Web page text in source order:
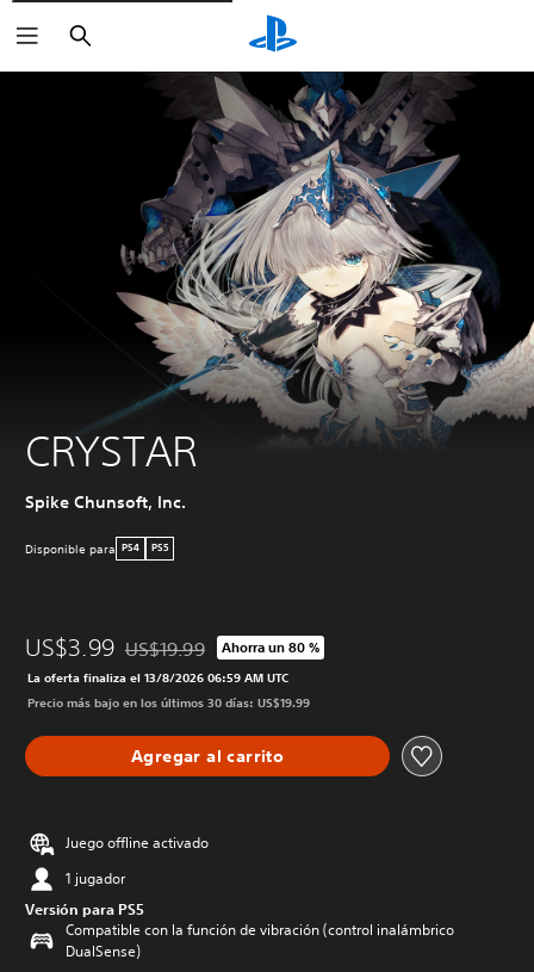
Buscar
CRYSTAR
Spike Chunsoft, Inc.
Disponible para PS4 PS5
US$3.99 Rebajado del precio original de US$19.99
US$19.99 Ahorra un 80 %
La oferta finaliza el 13/8/2026 06:59 AM UTC
Precio más bajo en los últimos 30 días: US$19.99
Agregar al carrito
Juego offline activado
1 jugador
Versión para PS5
Compatible con la función de vibración (control inalámbrico
DualSense)